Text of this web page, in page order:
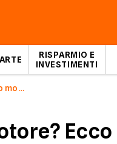
RISPARMIO E
INVESTIMENTI
Si è accesa la spia dell’olio motore? Ecco cosa fare